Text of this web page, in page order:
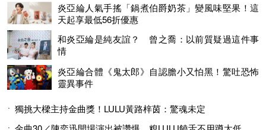
炎亞綸人氣手搖「鍋煮伯爵奶茶」變風味堅果！這
天起享最低56折優惠
和炎亞綸是純友誼？ 曾之喬：以前質疑過這件事
情
炎亞綸合體《鬼太郎》自認膽小又怕黑！驚吐恐怖
靈異事件
獨挑大樑主持金曲獎！LULU黃路梓茵：驚魂未定